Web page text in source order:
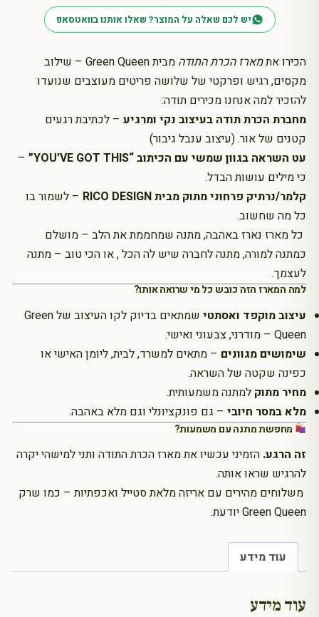
הכירו אתמארז הכרת התודה
מבית Green Queen – שילוב
מקסים, רגיש ופרקטי של שלושה פריטים מעוצבים שנועדו
להזכיר למה אנחנו מכירים תודה:
מחברת הכרת תודה בעיצוב נקי ומרגיע – לכתיבת רגעים
קטנים של אור. (עיצוב ענבל גיבור)
עט השראה בגוון שמשי עם הכיתוב “YOU’VE GOT THIS”
–
כי מילים עושות הבדל.
קלמר/נרתיק פרחוני מתוק מבית RICO DESIGN
– לשמור בו
כל מה שחשוב.
כל מארז נארז באהבה, מתנה שמחממת את הלב – מושלם
כמתנה למורה, מתנה לחברה שיש לה הכל , או הכי טוב – מתנה
לעצמך.
למה המארז הזה כובש כל מי שרואה אותו?
עיצוב מוקפד ואסתטי
שמתאים בדיוק לקו העיצוב של Green
Queen – מודרני, צבעוני ואישי.
שימושים מגוונים – מתאים למשרד, לבית, ליומן האישי או
כפינה שקטה של השראה.
מחיר מתוק למתנה משמעותית.
מלא במסר חיובי – גם פונקציונלי וגם מלא באהבה.
מחפשת מתנה עם משמעות?
זה הרגע. הזמיני עכשיו את מארז הכרת התודה ותני למישהי יקרה
להרגיש שראו אותה.
משלוחים מהירים עם אריזה מלאת סטייל ואכפתיות – כמו שרק
Green Queen יודעת.
יש לכם שאלה על המוצר? שאלו אותנו בוואטסאפ
עוד מידע
עוד מידע